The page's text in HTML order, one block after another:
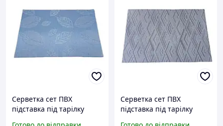
Серветка сет ПВХ
підставка під тарілку
Серветка сет ПВХ
підставка під тарілку